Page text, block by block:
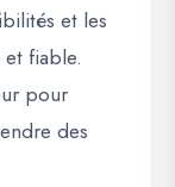
et les
fiable.
pour
des